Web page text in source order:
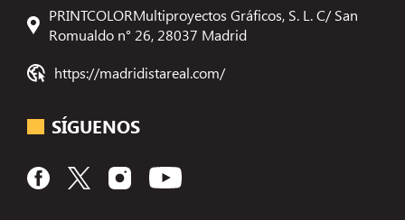
PRINTCOLORMultiproyectos Gráficos, S. L. C/ San
Romualdo n° 26, 28037 Madrid
https://madridistareal.com/
SÍGUENOS